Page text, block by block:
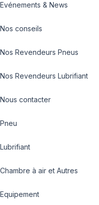
Evénements & News
Nos conseils
Nos Revendeurs Pneus
Nos Revendeurs Lubrifiant
Nous contacter
Pneu
Lubrifiant
Chambre à air et Autres
Equipement